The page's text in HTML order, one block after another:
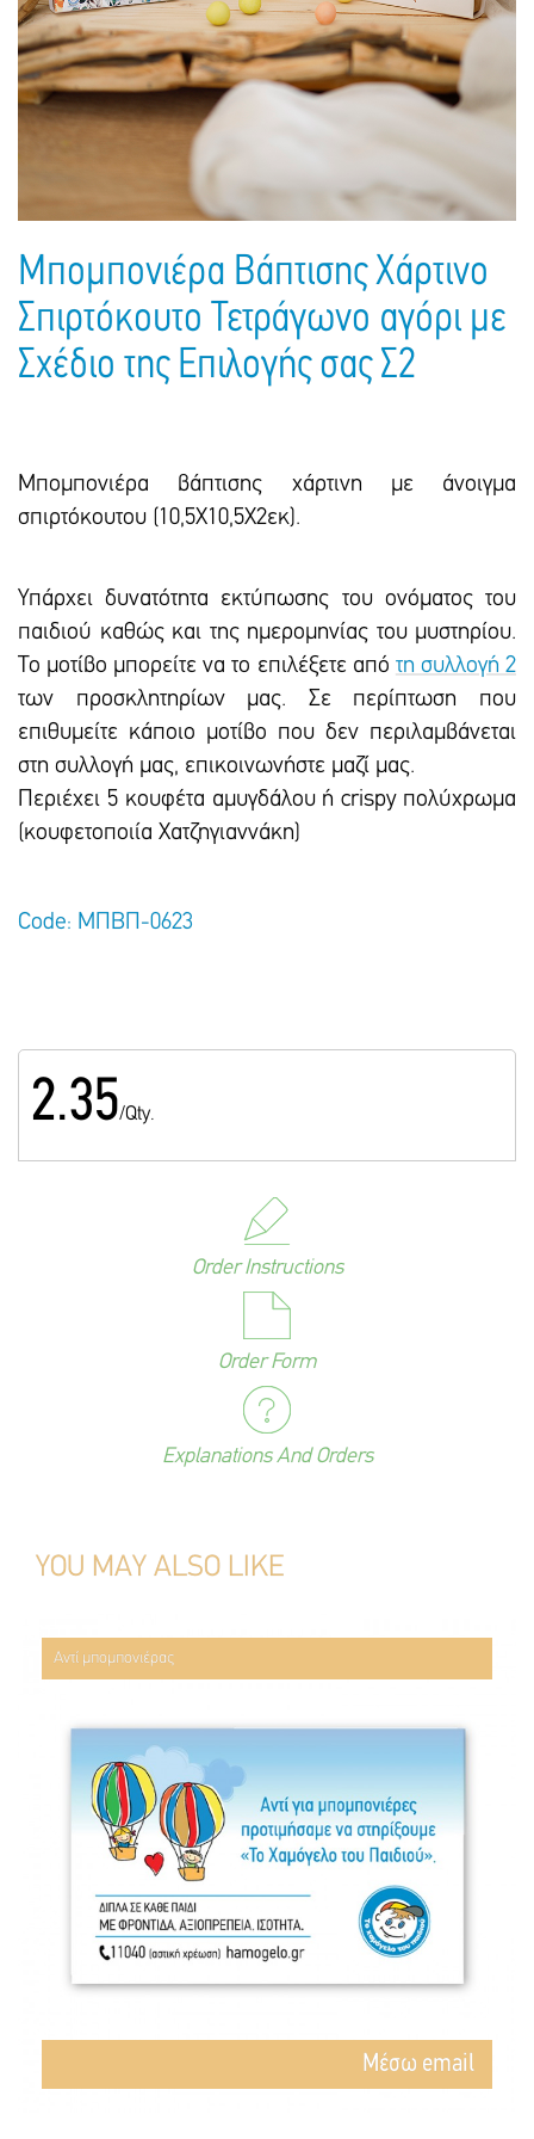
Πακέτα Δώρων
Σακούλες
Τσάντες - Ποδιές - Ομπρέλες
Βιβλία
Παιδικό Πάρτι
Παιδικά Είδη
Ημερολόγια - Ατζέντες
Γραφική Ύλη
Είδη Γραφείου
Μπλοκ Ζωγραφικής
Μπομπονιέρα Βάπτισης Χάρτινο
Σπιρτόκουτο Τετράγωνο αγόρι με
Σχέδιο της Επιλογής σας Σ2
Μπομπονιέρα βάπτισης χάρτινη με άνοιγμα
σπιρτόκουτου (10,5Χ10,5Χ2εκ).
Υπάρχει δυνατότητα εκτύπωσης του ονόματος του
παιδιού καθώς και της ημερομηνίας του μυστηρίου.
Το μοτίβο μπορείτε να το επιλέξετε από τη συλλογή 2
των προσκλητηρίων μας. Σε περίπτωση που
επιθυμείτε κάποιο μοτίβο που δεν περιλαμβάνεται
στη συλλογή μας, επικοινωνήστε μαζί μας.
Περιέχει 5 κουφέτα αμυγδάλου ή crispy πολύχρωμα
(κουφετοποιία Χατζηγιαννάκη)
Code: ΜΠΒΠ-0623
2.35/Qty.
Order Instructions
Order Form
Explanations And Orders
YOU MAY ALSO LIKE
Αντί μπομπονιέρας
Mέσω email